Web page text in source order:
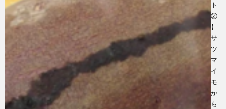
ト
②
】
サ
ツ
マ
イ
モ
か
ら